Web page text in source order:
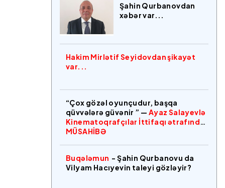
Şahin Qurbanovdan
xəbər var...
Hakim Mirlətif Seyidovdan şikayət
var...
“Çox gözəl oyunçudur, başqa
qüvvələrə güvənir ” — Ayaz Salayevlə
Kinematoqrafçılar İttifaqı ətrafında
MÜSAHİBƏ
Buqələmun - Şahin Qurbanovu da
Vilyam Hacıyevin taleyi gözləyir?